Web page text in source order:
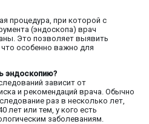
процедура, при которой с
(эндоскопа) врач
Это позволяет выявить
что особенно важно для
эндоскопию?
зависит от
и рекомендаций врача. Обычно
раз в несколько лет,
лет или тем, у кого есть
заболеваниям.